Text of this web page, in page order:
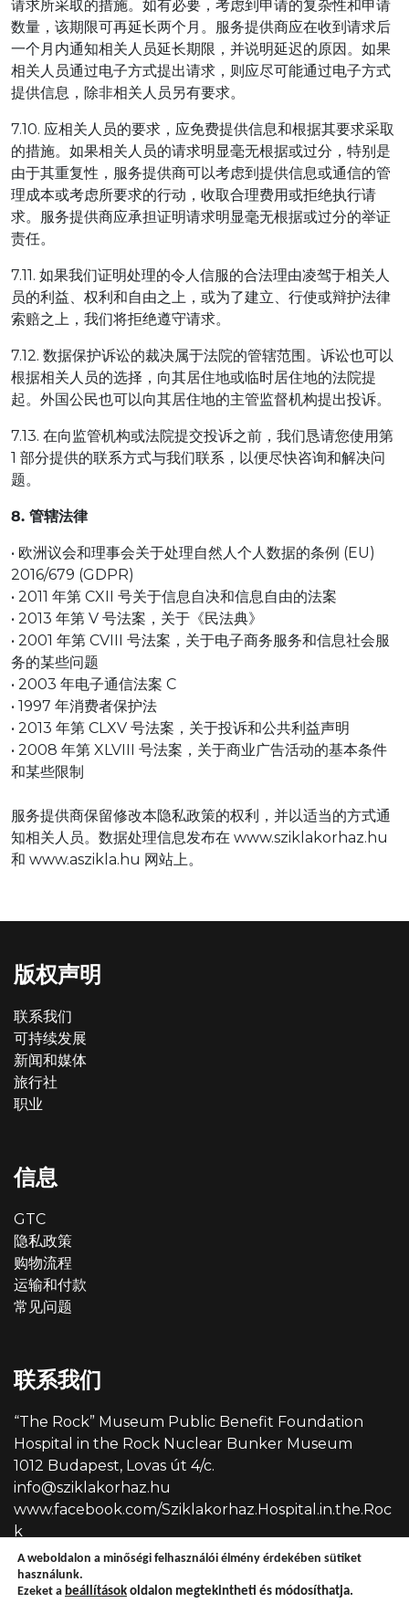
请求所采取的措施。如有必要，考虑到申请的复杂性和申请
数量，该期限可再延长两个月。服务提供商应在收到请求后
一个月内通知相关人员延长期限，并说明延迟的原因。如果
相关人员通过电子方式提出请求，则应尽可能通过电子方式
提供信息，除非相关人员另有要求。
7.10. 应相关人员的要求，应免费提供信息和根据其要求采取
的措施。如果相关人员的请求明显毫无根据或过分，特别是
由于其重复性，服务提供商可以考虑到提供信息或通信的管
理成本或考虑所要求的行动，收取合理费用或拒绝执行请
求。服务提供商应承担证明请求明显毫无根据或过分的举证
责任。
7.11. 如果我们证明处理的令人信服的合法理由凌驾于相关人
员的利益、权利和自由之上，或为了建立、行使或辩护法律
索赔之上，我们将拒绝遵守请求。
7.12. 数据保护诉讼的裁决属于法院的管辖范围。诉讼也可以
根据相关人员的选择，向其居住地或临时居住地的法院提
起。外国公民也可以向其居住地的主管监督机构提出投诉。
7.13. 在向监管机构或法院提交投诉之前，我们恳请您使用第
1 部分提供的联系方式与我们联系，以便尽快咨询和解决问
题。
8. 管辖法律
• 欧洲议会和理事会关于处理自然人个人数据的条例 (EU)
2016/679 (GDPR)
• 2011 年第 CXII 号关于信息自决和信息自由的法案
• 2013 年第 V 号法案，关于《民法典》
• 2001 年第 CVIII 号法案，关于电子商务服务和信息社会服
务的某些问题
• 2003 年电子通信法案 C
• 1997 年消费者保护法
• 2013 年第 CLXV 号法案，关于投诉和公共利益声明
• 2008 年第 XLVIII 号法案，关于商业广告活动的基本条件
和某些限制
服务提供商保留修改本隐私政策的权利，并以适当的方式通
知相关人员。数据处理信息发布在 www.sziklakorhaz.hu
和 www.aszikla.hu 网站上。
版权声明
联系我们
可持续发展
新闻和媒体
旅行社
职业
信息
GTC
隐私政策
购物流程
运输和付款
常见问题
联系我们
“The Rock” Museum Public Benefit Foundation
Hospital in the Rock Nuclear Bunker Museum
1012 Budapest, Lovas út 4/c.
info@sziklakorhaz.hu
www.facebook.com/Sziklakorhaz.Hospital.in.the.Roc
k
A weboldalon a minőségi felhasználói élmény érdekében sütiket
használunk.
Ezeket a beállítások oldalon megtekintheti és módosíthatja.